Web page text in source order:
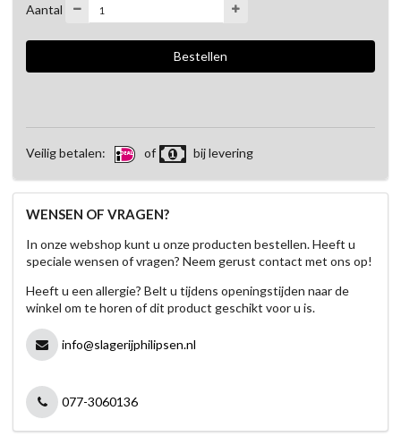
Aantal
Veilig betalen: of bij levering
WENSEN OF VRAGEN?
In onze webshop kunt u onze producten bestellen. Heeft u
speciale wensen of vragen? Neem gerust contact met ons op!
Heeft u een allergie? Belt u tijdens openingstijden naar de
winkel om te horen of dit product geschikt voor u is.
info@slagerijphilipsen.nl
077-3060136